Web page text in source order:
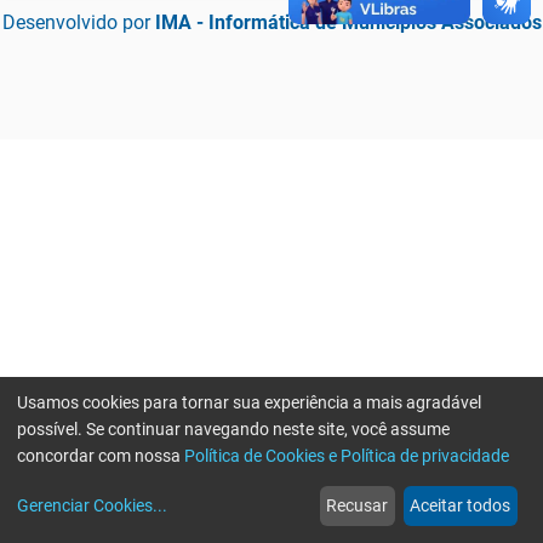
Desenvolvido por IMA - Informática de Municípios Associados
web
Notícias
more_horiz
Mais
Usamos cookies para tornar sua experiência a mais agradável
possível. Se continuar navegando neste site, você assume
concordar com nossa Política de Cookies e Política de privacidade
Gerenciar Cookies... Recusar Aceitar todos
Erro ao enviar informações, por favor tente novamente